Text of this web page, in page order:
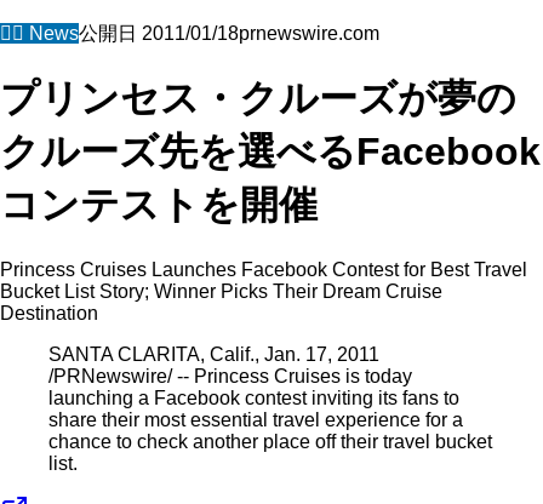
🧜‍♀️ News公開日 2011/01/18prnewswire.com
プリンセス・クルーズが夢の
クルーズ先を選べるFacebook
コンテストを開催
Princess Cruises Launches Facebook Contest for Best Travel
Bucket List Story; Winner Picks Their Dream Cruise
Destination
SANTA CLARITA, Calif., Jan. 17, 2011
/PRNewswire/ -- Princess Cruises is today
launching a Facebook contest inviting its fans to
share their most essential travel experience for a
chance to check another place off their travel bucket
list.